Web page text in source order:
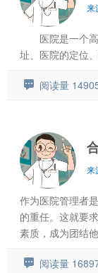
来
医院是一个高
址、医院的定位
阅读量
来
作为医院管理者
的重任。这就要
素质，成为团结
阅读量